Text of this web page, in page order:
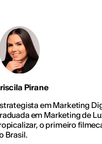
Pirane
em Marketing
em Marketing de
o primeiro
Brasil.